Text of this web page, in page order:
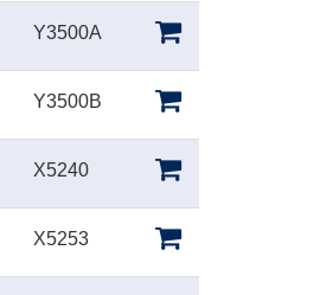
Y3500A
Y3500B
X5240
X5253